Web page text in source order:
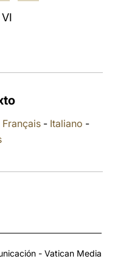
Français- Italiano -
- Vatican Media